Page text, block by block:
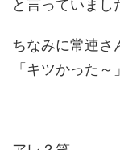
と言っていまし
ちなみに常連さ
「キツかった